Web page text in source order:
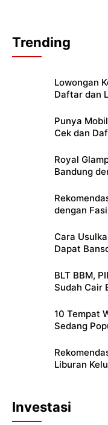
Trending
Lowongan
Daftar dan
Punya
Cek dan
Royal
Bandung
dengan
Cara
Dapat
BLT BBM,
Sudah Cair
10 Tempat
Sedang
Liburan
Investasi